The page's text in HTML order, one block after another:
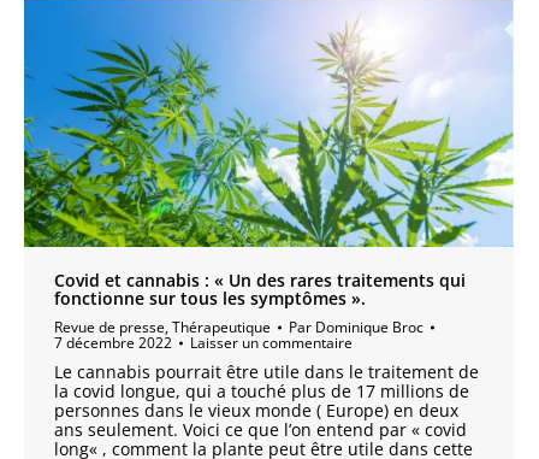
Covid et cannabis : « Un des rares traitements qui
fonctionne sur tous les symptômes ».
Revue de presse,Thérapeutique Par Dominique Broc
7 décembre 2022 Laisser un commentaire
Le cannabis pourrait être utile dans le traitement de
la covid longue, qui a touché plus de 17 millions de
personnes dans le vieux monde ( Europe) en deux
ans seulement. Voici ce que l’on entend par « covid
long« , comment la plante peut être utile dans cette